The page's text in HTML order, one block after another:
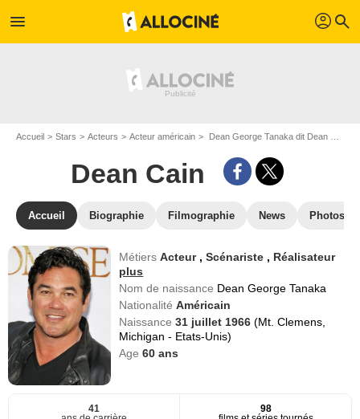
menu profil search
Accueil Stars Acteurs Acteur américain Dean George Tanaka dit Dean Cain
Dean Cain
Accueil Biographie Filmographie News Photos
MétiersActeur ,Scénariste , Réalisateur
plus
Nom de naissance Dean George Tanaka
NationalitéAméricain
Naissance31 juillet 1966(Mt. Clemens,
Michigan - Etats-Unis)
Age60 ans
41
98